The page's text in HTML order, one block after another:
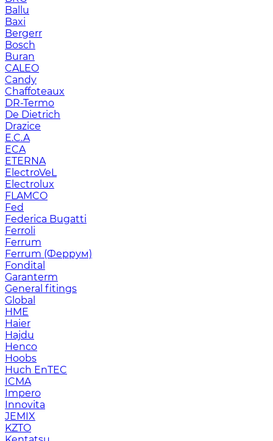
Ballu
Baxi
Bergerr
Bosch
Buran
CALEO
Candy
Chaffoteaux
DR-Termo
De Dietrich
Drazice
E.C.A
ECA
ETERNA
ElectroVeL
Electrolux
FLAMCO
Fed
Federica Bugatti
Ferroli
Ferrum
Ferrum (Феррум)
Fondital
Garanterm
General fitings
Global
HME
Haier
Hajdu
Henco
Hoobs
Huch EnTEC
ICMA
Impero
Innovita
JEMIX
KZTO